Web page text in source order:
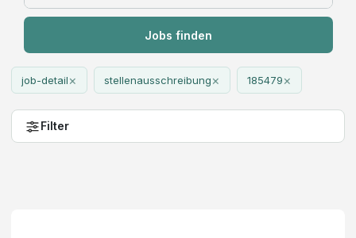
Jobs finden
job-detail× stellenausschreibung× 185479×
Filter